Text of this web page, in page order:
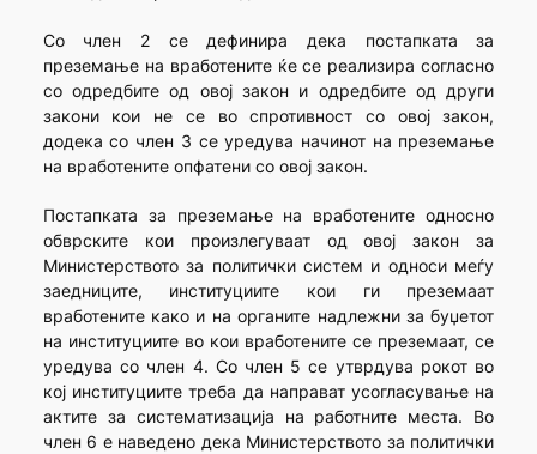
Со член 2 се дефинира дека постапката за
преземање на вработените ќе се реализира согласно
со одредбите од овој закон и одредбите од други
закони кои не се во спротивност со овој закон,
додека со член 3 се уредува начинот на преземање
на вработените опфатени со овој закон.
Постапката за преземање на вработените односно
обврските кои произлегуваат од овој закон за
Министерството за политички систем и односи меѓу
заедниците, институциите кои ги преземаат
вработените како и на органите надлежни за буџетот
на институциите во кои вработените се преземаат, се
уредува со член 4. Со член 5 се утврдува рокот во
кој институциите треба да направат усогласување на
актите за систематизација на работните места. Во
член 6 е наведено дека Министерството за политички